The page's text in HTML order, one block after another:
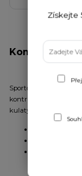
Kompletní
Sportovní unisex set,
kontrastním lemem.
kulatý výstřih s
Získejte